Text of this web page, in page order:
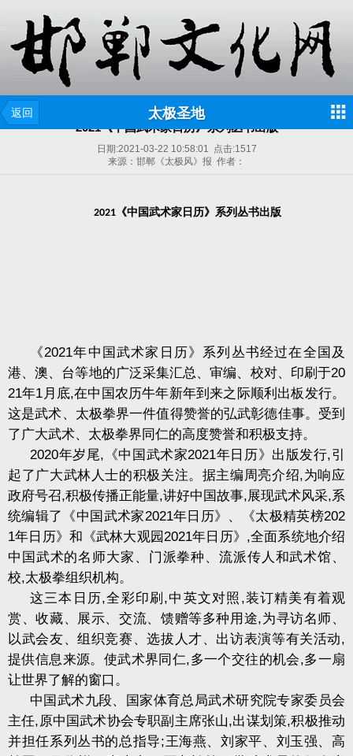
返回 太极圣地
2021《中国武术家日历》系列丛书出版
日期:2021-03-22 10:58:01 点击:1517
来源：邯郸《太极风》报 作者：
2021 《中国武术家日历》系列丛书出版
《2021年中国武术家日历》系列丛书经过在全国及
港、澳、台等地的广泛采集汇总、审编、校对、印刷于20
21年1 月底,在中国农历牛年新年到来之际顺利出板发行。
这是武术、太极拳界一件值得赞誉的弘武彰德佳事。受到
了广大武术、太极拳界同仁的高度赞誉和积极支持。
2020年岁尾, 《中国武术家2021年日历》出版发行,引
起了广大武林人士的积极关注。据主编周亮介绍,为响应
政府号召,积极传播正能量,讲好中国故事,展现武术风采,系
统编辑了《中国武术家2021年日历》、《太极精英榜202
1年日历》和《武林大观园2021年日历》 ,全面系统地介绍
中国武术的名师大家、门派拳种、流派传人和武术馆、
校,太极拳组织机构。
这三本日历,全彩印刷 ,中英文对照 ,装订精美有着观
赏、收藏、展示、交流、馈赠等多种用途,为寻访名师、
以武会友、组织竞赛、选拔人才、出访表演等有关活动,
提供信息来源。使武术界同仁,多一个交往的机会,多一扇
让世界了解的窗口。
中国武术九段、国家体育总局武术研究院专家委员会
主任, 原中国武术协会专职副主席张山,出谋划策,积极推动
并担任系列丛书的总指导;王海燕、刘家平、刘玉强、高